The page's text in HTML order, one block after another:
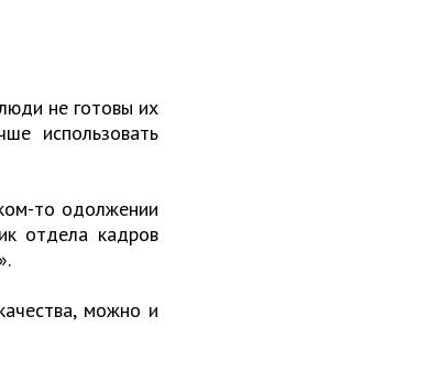
не готовы их
использовать
то одолжении
отдела кадров
можно и